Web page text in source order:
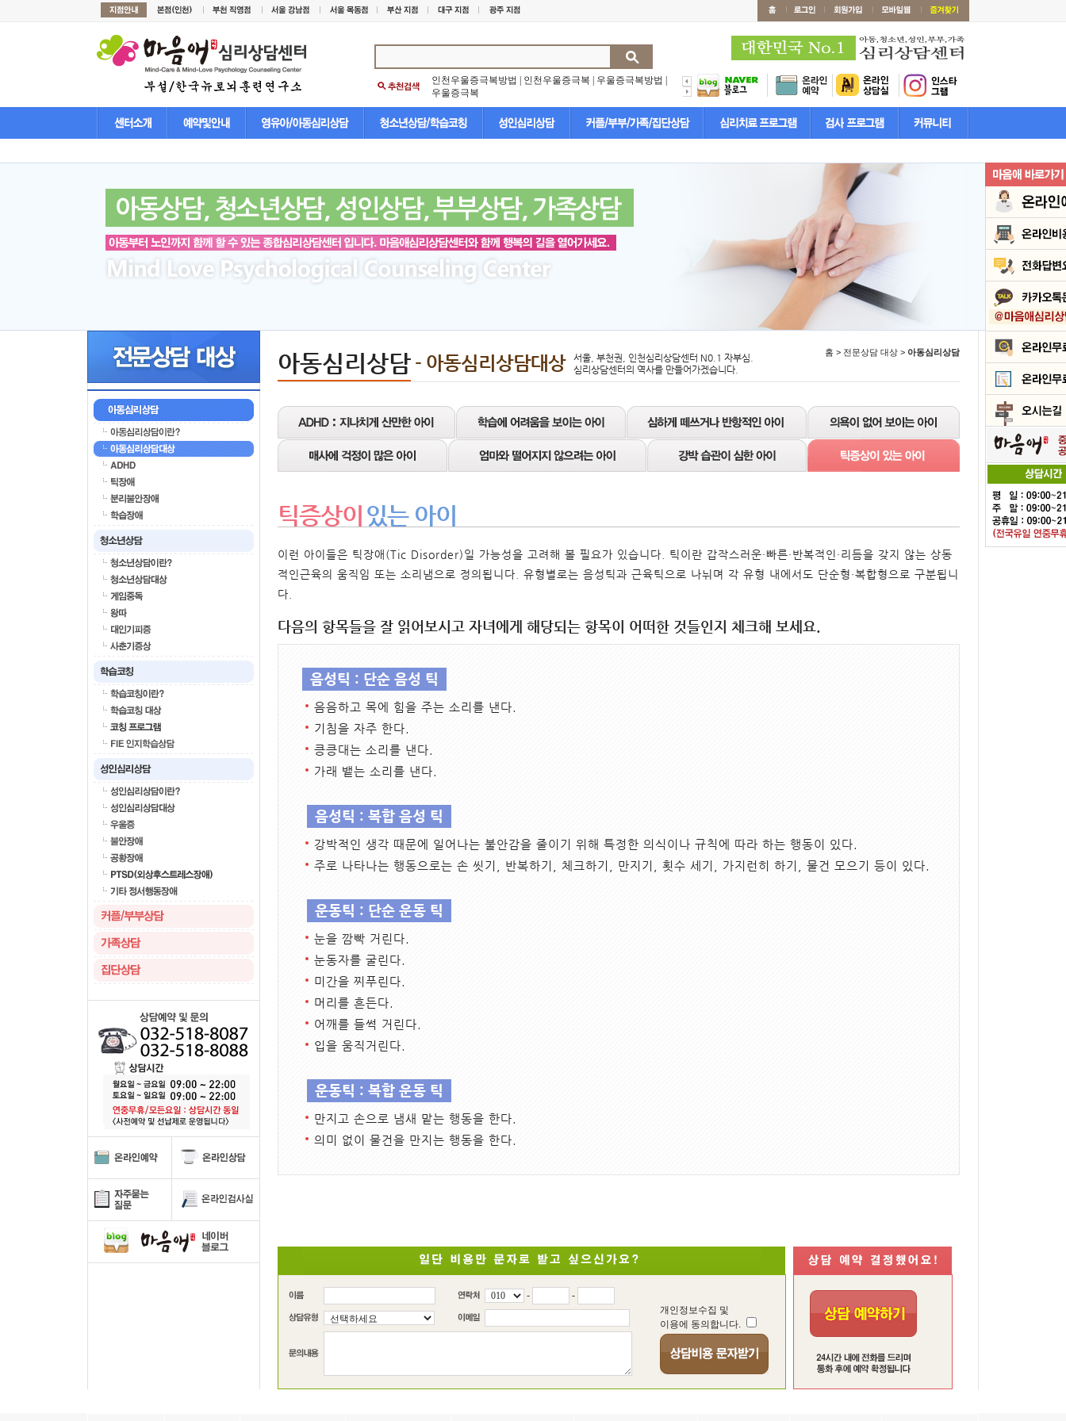
인천우울증극복방법 인천우울증극복 우울증극복방법
우울증극복
아동심리상담 - 아동심리상담대상
서울, 부천권, 인천심리상담센터 N0.1 자부심.
심리상담센터의 역사를 만들어가겠습니다.
홈 > 전문상담 대상 > 아동심리상담
틱증상이 있는 아이
이런 아이들은 틱장애(Tic Disorder)일 가능성을 고려해 볼 필요가 있습니다. 틱이란 갑작스러운·빠른·반복적인·리듬을 갖지 않는 상동
적인근육의 움직임 또는 소리냄으로 정의됩니다. 유형별로는 음성틱과 근육틱으로 나뉘며 각 유형 내에서도 단순형·복합형으로 구분됩니
다.
다음의 항목들을 잘 읽어보시고 자녀에게 해당되는 항목이 어떠한 것들인지 체크해 보세요.
음성틱 : 단순 음성 틱
음음하고 목에 힘을 주는 소리를 낸다.
기침을 자주 한다.
킁킁대는 소리를 낸다.
가래 뱉는 소리를 낸다.
음성틱 : 복합 음성 틱
강박적인 생각 때문에 일어나는 불안감을 줄이기 위해 특정한 의식이나 규칙에 따라 하는 행동이 있다.
주로 나타나는 행동으로는 손 씻기, 반복하기, 체크하기, 만지기, 횟수 세기, 가지런히 하기, 물건 모으기 등이 있다.
운동틱 : 단순 운동 틱
눈을 깜빡 거린다.
눈동자를 굴린다.
미간을 찌푸린다.
머리를 흔든다.
어깨를 들썩 거린다.
입을 움직거린다.
운동틱 : 복합 운동 틱
만지고 손으로 냄새 맡는 행동을 한다.
의미 없이 물건을 만지는 행동을 한다.
-
-
개인정보수집 및
이용에 동의합니다.